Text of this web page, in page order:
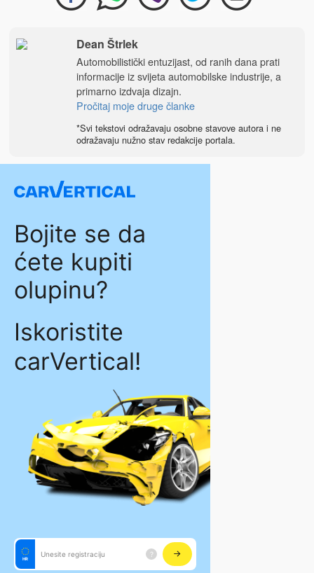
Dean Štrlek
Automobilistički entuzijast, od ranih dana prati
informacije iz svijeta automobilske industrije, a
primarno izdvaja dizajn.
Pročitaj moje druge članke
*Svi tekstovi odražavaju osobne stavove autora i ne
odražavaju nužno stav redakcije portala.